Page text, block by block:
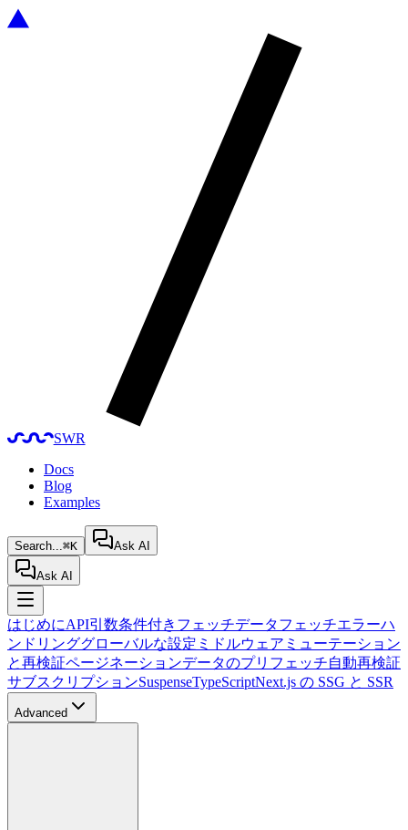
SWR
Docs
Blog
Examples
Search...⌘K Ask AI
Ask AI
はじめにAPI引数条件付きフェッチデータフェッチエラーハ
ンドリンググローバルな設定 ミドルウェア ミューテーション
と再検証ページネーションデータのプリフェッチ自動再検証
サブスクリプションSuspenseTypeScriptNext.js の SSG と SSR
Advanced